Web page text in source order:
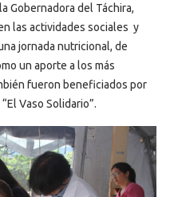
Gobernadora del Táchira,
las actividades sociales y
jornada nutricional, de
un aporte a los más
fueron beneficiados por
Vaso Solidario”.